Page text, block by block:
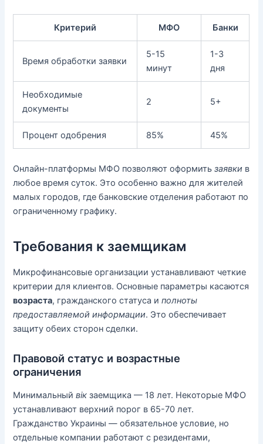
Критерий МФО Банки
Время обработки заявки
5-15
минут
1-3
дня
Необходимые
документы
2 5+
Процент одобрения 85% 45%
Онлайн-платформы МФО позволяют оформитьзаявки в
любое время суток. Это особенно важно для жителей
малых городов, где банковские отделения работают по
ограниченному графику.
Требования к заемщикам
Микрофинансовые организации устанавливают четкие
критерии для клиентов. Основные параметры касаются
возраста, гражданского статуса иполноты
предоставляемой информации. Это обеспечивает
защиту обеих сторон сделки.
Правовой статус и возрастные
ограничения
Минимальныйвік заемщика — 18 лет. Некоторые МФО
устанавливают верхний порог в 65-70 лет.
Гражданство Украины — обязательное условие, но
отдельные компании работают с резидентами,